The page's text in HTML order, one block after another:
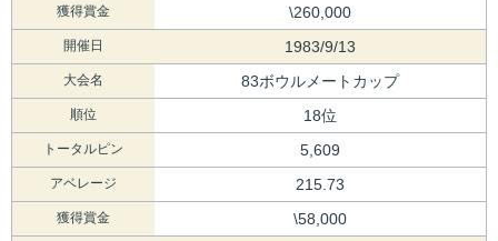
獲得賞金 \260,000
開催日 1983/9/13
大会名 83ボウルメートカップ
順位 18位
トータルピン 5,609
アベレージ 215.73
獲得賞金 \58,000